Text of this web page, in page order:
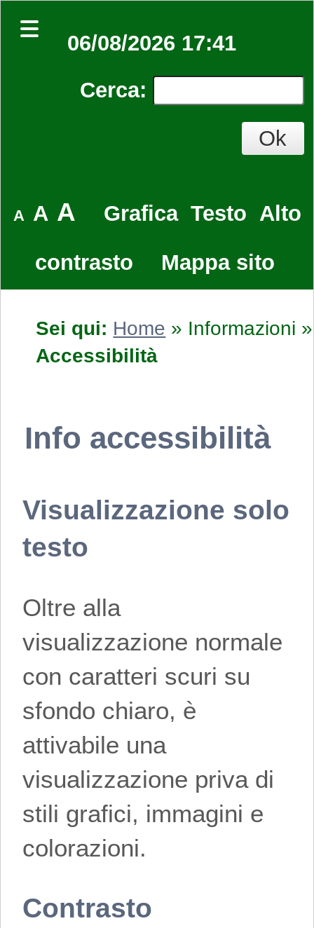
06/08/2026 17:41
Cerca:
A A A Grafica Testo Alto
contrasto
Mappa sito
Sei qui: Home » Informazioni »
Accessibilità
Info accessibilità
Visualizzazione solo
testo
Oltre alla
visualizzazione normale
con caratteri scuri su
sfondo chiaro, è
attivabile una
visualizzazione priva di
stili grafici, immagini e
colorazioni.
Contrasto